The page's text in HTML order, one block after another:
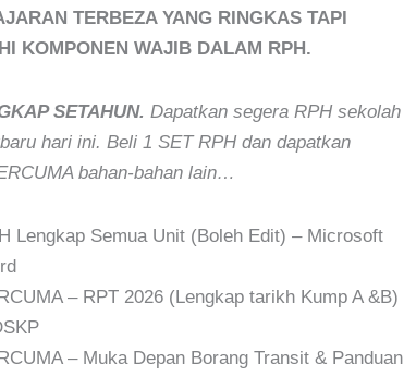
TERBEZA YANG RINGKAS TAPI
KOMPONEN WAJIB DALAM RPH.
SETAHUN. Dapatkan segera RPH sekolah
hari ini. Beli 1 SET RPH dan dapatkan
bahan-bahan lain…
Lengkap Semua Unit (Boleh Edit) – Microsoft
– RPT 2026 (Lengkap tarikh Kump A &B)
– Muka Depan Borang Transit & Panduan